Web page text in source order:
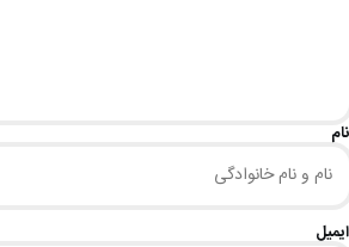
نام
ایمیل